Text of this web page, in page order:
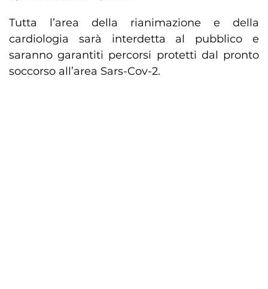
Tutta l’area della rianimazione e della
cardiologia sarà interdetta al pubblico e
saranno garantiti percorsi protetti dal pronto
soccorso all’area Sars-Cov-2.